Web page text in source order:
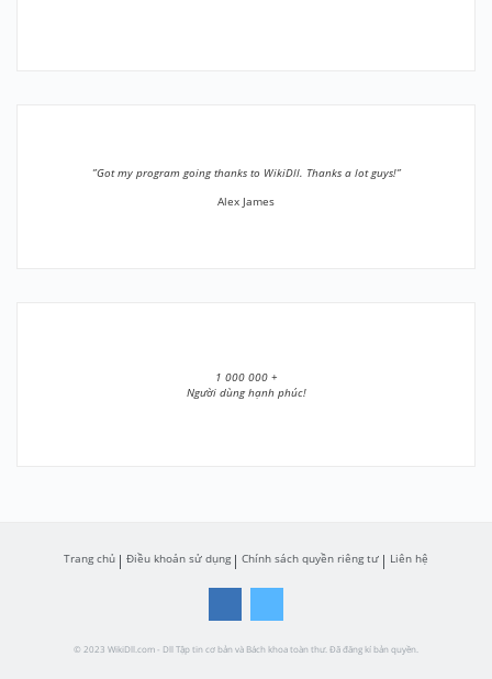
”Got my program going thanks to WikiDll. Thanks a lot guys!”
Alex James
1 000 000 +
Người dùng hạnh phúc!
Trang chủ Điều khoản sử dụng Chính sách quyền riêng tư Liên hệ
© 2023 WikiDll.com - Dll Tập tin cơ bản và Bách khoa toàn thư. Đã đăng kí bản quyền.